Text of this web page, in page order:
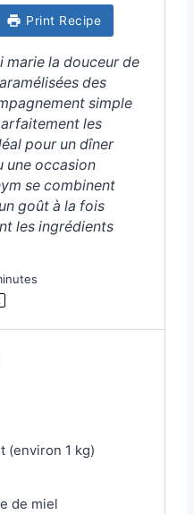
a
r
s
a
r
s
a
r
s
Print Recipe
la douceur de
des
simple
les
pour un dîner
une occasion
se combinent
goût à la fois
les ingrédients
(environ 1 kg)
de miel